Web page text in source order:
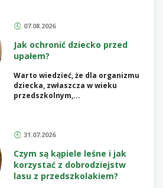
07.08.2026
Jak ochronić dziecko przed
upałem?
Warto wiedzieć, że dla organizmu
dziecka, zwłaszcza w wieku
przedszkolnym,...
31.07.2026
Czym są kąpiele leśne i jak
korzystać z dobrodziejstw
lasu z przedszkolakiem?